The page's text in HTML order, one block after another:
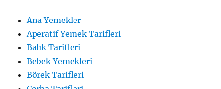
Ana Yemekler
Aperatif Yemek Tarifleri
Balık Tarifleri
Bebek Yemekleri
Börek Tarifleri